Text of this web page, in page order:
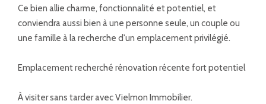
Ce bien allie charme, fonctionnalité et potentiel, et
conviendra aussi bien à une personne seule, un couple ou
une famille à la recherche d'un emplacement privilégié.
Emplacement recherché rénovation récente fort potentiel
À visiter sans tarder avec Vielmon Immobilier.